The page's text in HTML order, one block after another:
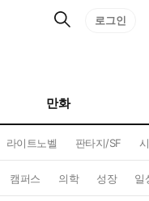
검
로그인
만화
라이트노벨 판타지/SF
캠퍼스 의학 성장 일